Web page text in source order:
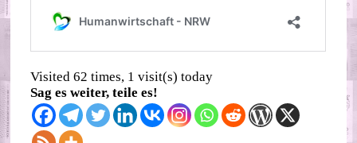
Visited 62 times, 1 visit(s) today
Sag es weiter, teile es!